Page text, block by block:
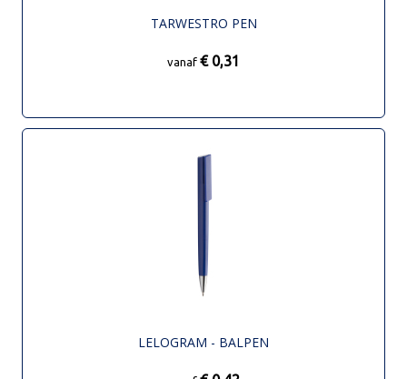
TARWESTRO PEN
vanaf € 0,31
LELOGRAM - BALPEN